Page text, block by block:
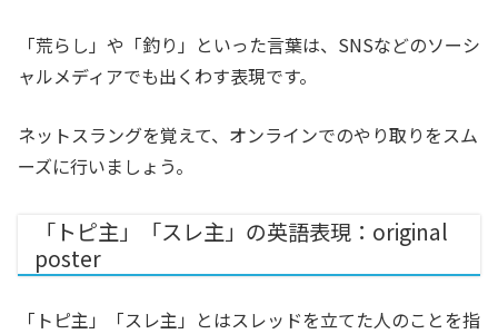
「荒らし」や「釣り」といった言葉は、SNSなどのソーシ
ャルメディアでも出くわす表現です。
ネットスラングを覚えて、オンラインでのやり取りをスム
ーズに行いましょう。
「トピ主」「スレ主」の英語表現：original
poster
「トピ主」「スレ主」とはスレッドを立てた人のことを指